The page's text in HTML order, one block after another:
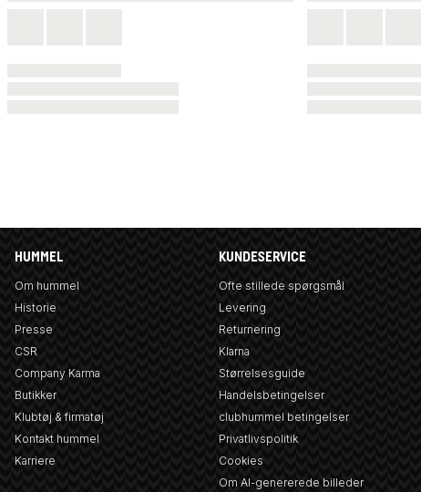
HUMMEL
Om hummel
Historie
Presse
CSR
Company Karma
Butikker
Klubtøj & firmatøj
Kontakt hummel
Karriere
KUNDESERVICE
Ofte stillede spørgsmål
Levering
Returnering
Klarna
Størrelsesguide
Handelsbetingelser
clubhummel betingelser
Privatlivspolitik
Cookies
Om AI-genererede billeder